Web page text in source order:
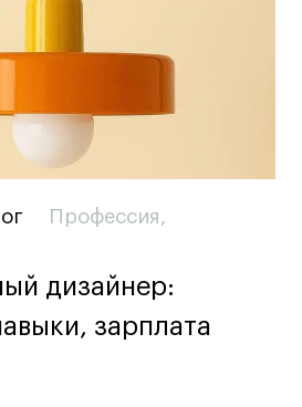
Профессия
дизайнер:
зарплата